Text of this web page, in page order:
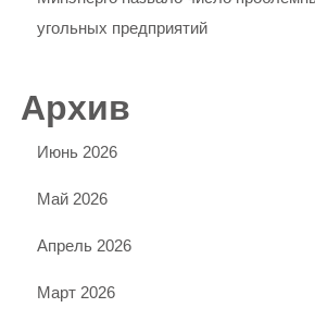
угольных предприятий
Архив
Июнь 2026
Май 2026
Апрель 2026
Март 2026